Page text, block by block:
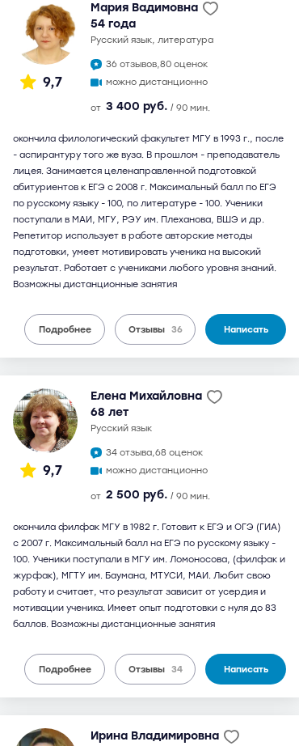
9,7
Мария Вадимовна
54 года
русский язык, литература
36 отзывов,80 оценок
можно дистанционно
от 3 400 руб. / 90 мин.
окончила филологический факультет МГУ в 1993 г., после
- аспирантуру того же вуза. В прошлом - преподаватель
лицея. Занимается целенаправленной подготовкой
абитуриентов к ЕГЭ с 2008 г. Максимальный балл по ЕГЭ
по русскому языку - 100, по литературе - 100. Ученики
поступали в МАИ, МГУ, РЭУ им. Плеханова, ВШЭ и др.
Репетитор использует в работе авторские методы
подготовки, умеет мотивировать ученика на высокий
результат. Работает с учениками любого уровня знаний.
Возможны дистанционные занятия
Подробнее Отзывы 36 Написать
9,7
Елена Михайловна
68 лет
русский язык
34 отзыва,68 оценок
можно дистанционно
от 2 500 руб. / 90 мин.
окончила филфак МГУ в 1982 г. Готовит к ЕГЭ и ОГЭ (ГИА)
с 2007 г. Максимальный балл на ЕГЭ по русскому языку -
100. Ученики поступали в МГУ им. Ломоносова, (филфак и
журфак), МГТУ им. Баумана, МТУСИ, МАИ. Любит свою
работу и считает, что результат зависит от усердия и
мотивации ученика. Имеет опыт подготовки с нуля до 83
баллов. Возможны дистанционные занятия
Подробнее Отзывы 34 Написать
Ирина Владимировна